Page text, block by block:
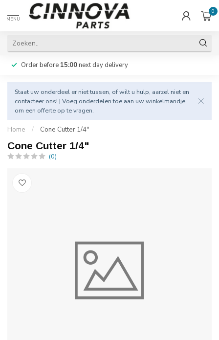
MENU
0
Order before 15:00next day delivery
Staat uw onderdeel er niet tussen, of wilt u hulp, aarzel niet en
contacteer ons! | Voeg onderdelen toe aan uw winkelmandje
om een offerte op te vragen.
Home / Cone Cutter 1/4"
Cone Cutter 1/4"
(0)